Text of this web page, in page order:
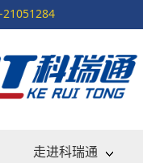
21051284
走进科瑞通